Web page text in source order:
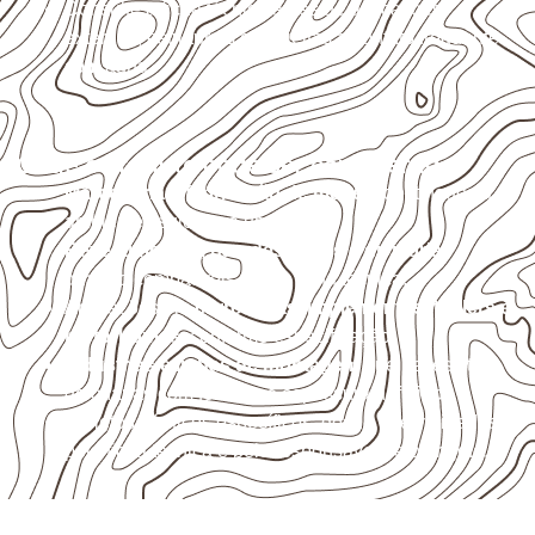
Consulte a ficha técnica antes de aplicações
externas, estruturais ou sujeitas a contato frequente
com água.
Onde o produto pode ser considerado
Marcenaria e fabricação de móveis
destinados a
ambientes sujeitos à umidade.
Revestimentos, paredes, pisos e divisórias,
quando compatíveis com a ficha técnica.
Aplicações emcarrocerias, implementos, trailers e
motorhomes, conforme especificação.
Indústrias e linhas de montagem que necessitam
de chapas com formato e espessura definidos.
Projetos náuticos específicos, desde que validados
pela ficha técnica e pelo responsável pelo projeto.